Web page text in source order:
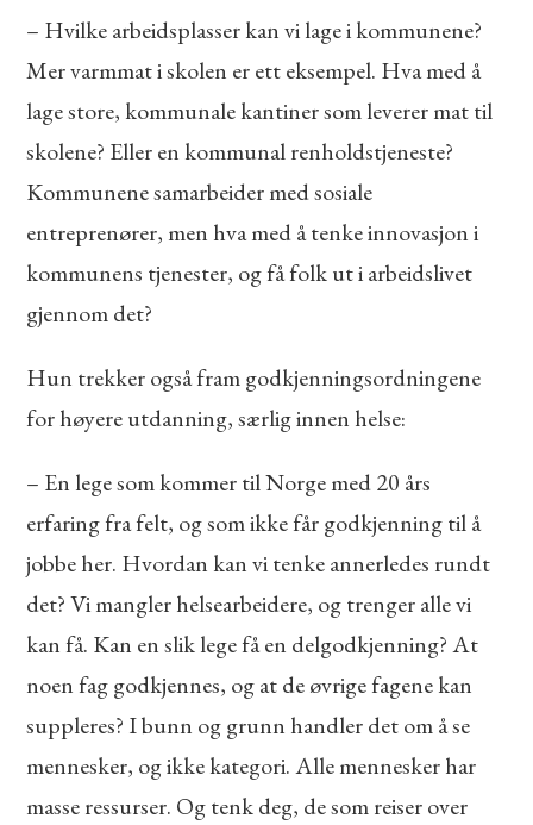
– Hvilke arbeidsplasser kan vi lage i kommunene?
Mer varmmat i skolen er ett eksempel. Hva med å
lage store, kommunale kantiner som leverer mat til
skolene? Eller en kommunal renholdstjeneste?
Kommunene samarbeider med sosiale
entreprenører, men hva med å tenke innovasjon i
kommunens tjenester, og få folk ut i arbeidslivet
gjennom det?
Hun trekker også fram godkjenningsordningene
for høyere utdanning, særlig innen helse:
– En lege som kommer til Norge med 20 års
erfaring fra felt, og som ikke får godkjenning til å
jobbe her. Hvordan kan vi tenke annerledes rundt
det? Vi mangler helsearbeidere, og trenger alle vi
kan få. Kan en slik lege få en delgodkjenning? At
noen fag godkjennes, og at de øvrige fagene kan
suppleres? I bunn og grunn handler det om å se
mennesker, og ikke kategori. Alle mennesker har
masse ressurser. Og tenk deg, de som reiser over